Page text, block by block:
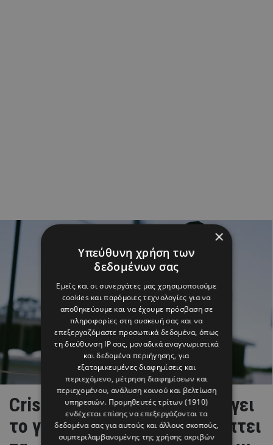
Cristiano Ronaldo: Μας ανοίγει
το γκαράζ του και αποκαλύπτει
×
Υπεύθυνη χρήση των
δεδομένων σας
Εμείς και οι συνεργάτες μας χρησιμοποιούμε
cookies και παρόμοιες τεχνολογίες για να
αποθηκεύουμε και να έχουμε πρόσβαση σε
πληροφορίες στη συσκευή σας και να
επεξεργαζόμαστε προσωπικά δεδομένα, όπως
τη διεύθυνση IP σας, μοναδικά αναγνωριστικά
και δεδομένα περιήγησης, για
εξατομικευμένες διαφημίσεις και
περιεχόμενο, μέτρηση διαφημίσεων και
περιεχομένου, ανάλυση κοινού και βελτίωση
υπηρεσιών. Προμηθευτές τρίτων (1910)
ενδέχεται επίσης να επεξεργάζονται τα
δεδομένα σας για αυτούς και άλλους σκοπούς,
συμπεριλαμβανομένης της χρήσης ακριβών